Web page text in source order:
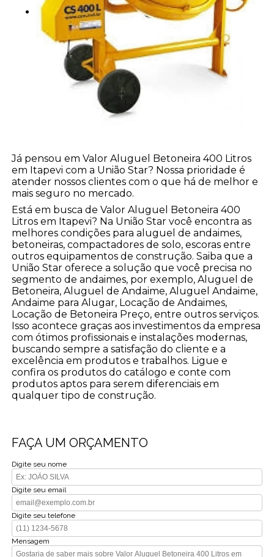
Já pensou em Valor Aluguel Betoneira 400 Litros
em Itapevi com a União Star? Nossa prioridade é
atender nossos clientes com o que há de melhor e
mais seguro no mercado.
Está em busca de Valor Aluguel Betoneira 400
Litros em Itapevi? Na União Star você encontra as
melhores condições para aluguel de andaimes,
betoneiras, compactadores de solo, escoras entre
outros equipamentos de construção. Saiba que a
União Star oferece a solução que você precisa no
segmento de andaimes, por exemplo, Aluguel de
Betoneira, Aluguel de Andaime, Aluguel Andaime,
Andaime para Alugar, Locação de Andaimes,
Locação de Betoneira Preço, entre outros serviços.
Isso acontece graças aos investimentos da empresa
com ótimos profissionais e instalações modernas,
buscando sempre a satisfação do cliente e a
excelência em produtos e trabalhos. Ligue e
confira os produtos do catálogo e conte com
produtos aptos para serem diferenciais em
qualquer tipo de construção.
FAÇA UM ORÇAMENTO
Digite seu nome
Digite seu email
Digite seu telefone
Mensagem